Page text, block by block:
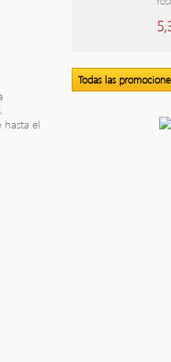
el
Todas las